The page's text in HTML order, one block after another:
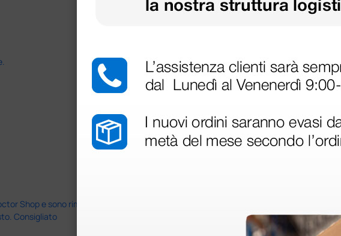
Shop e sono rimasto molto soddisfatto dell'esperienza. Apparecchiatura di qualità,
Consigliato